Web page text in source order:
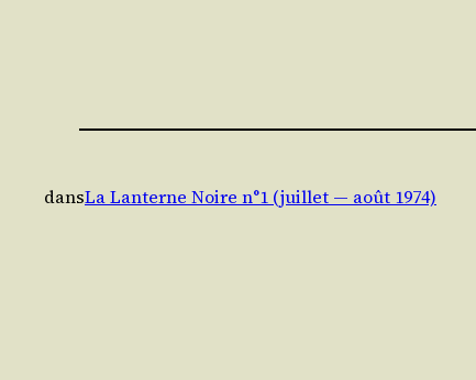
dansLa Lanterne Noire n°1 (juillet — août 1974)